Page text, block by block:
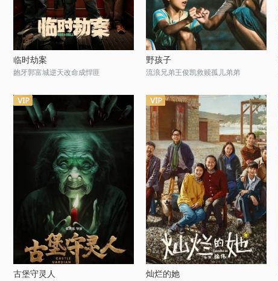
临时劫案
龅牙郭富城逆天改命成悍匪
野孩子
流浪兄弟王俊凯救赎孤儿弟弟
古堡守灵人 灿烂的她